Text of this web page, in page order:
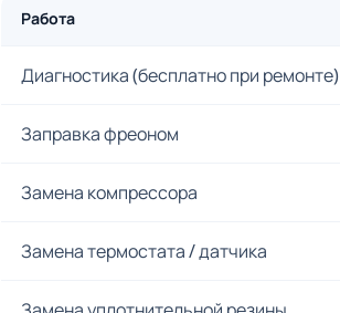
Работа
Диагностика (бесплатно при ремонте)
Заправка фреоном
Замена компрессора
Замена термостата / датчика